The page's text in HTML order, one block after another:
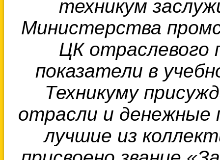
техникум
Министерства
ЦК отраслевого
показатели в
Техникуму
отрасли и денежные
лучшие из